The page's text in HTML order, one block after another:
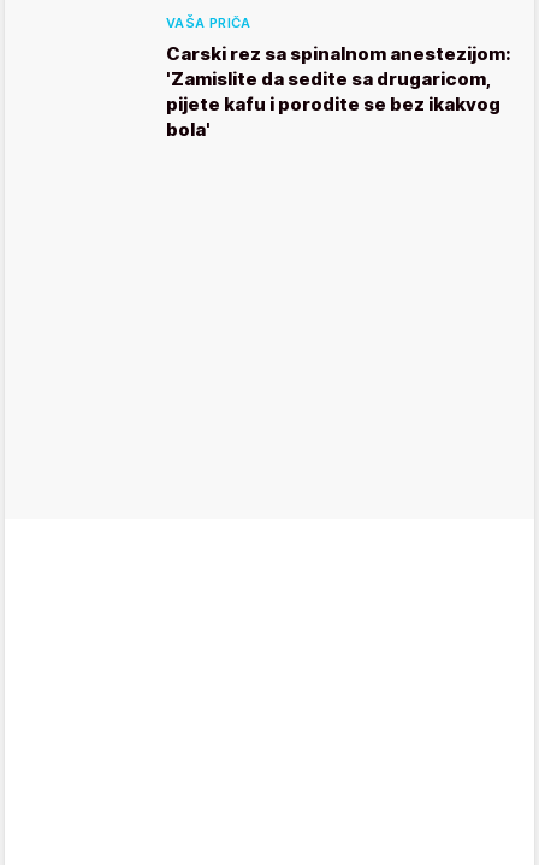
VAŠA PRIČA
Carski rez sa spinalnom anestezijom:
'Zamislite da sedite sa drugaricom,
pijete kafu i porodite se bez ikakvog
bola'